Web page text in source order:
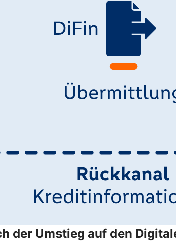
der Umstieg auf den